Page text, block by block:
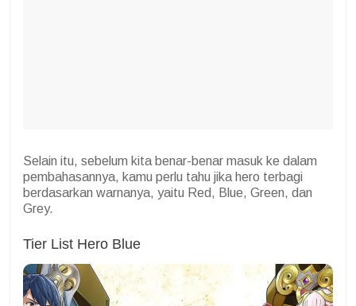
Selain itu, sebelum kita benar-benar masuk ke dalam
pembahasannya, kamu perlu tahu jika hero terbagi
berdasarkan warnanya, yaitu Red, Blue, Green, dan
Grey.
Tier List Hero Blue